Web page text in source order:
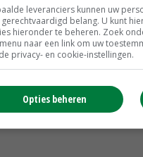
als de gemeenteraad
draagt er straks zorg
Ik zie liever een
leveranciers kunnen uw
gerechtvaardigd belang. U kunt
hieronder te beheren. Zoek
naar een link om uw
privacy- en cookie-instellingen.
Opties beheren